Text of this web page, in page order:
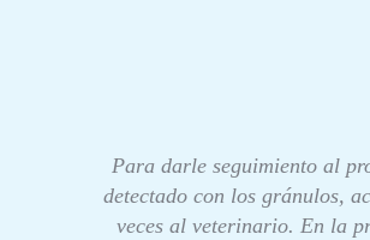
Para darle seguimiento al
detectado con los gránulos,
veces al veterinario. En la